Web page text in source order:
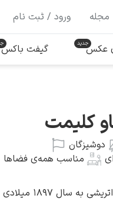
مجله ورود / ثبت نام
عکس گیفت باکس
کلیمت
دوشیزگان
مناسب همه‌ی فضاها
سال ۱۸۹۷ میلادی